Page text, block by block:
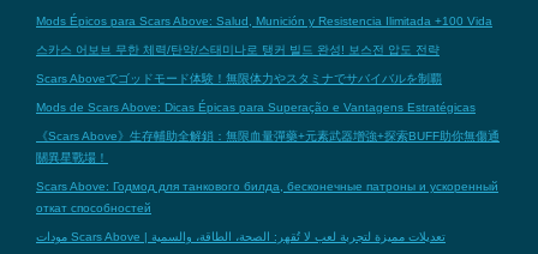
Mods Épicos para Scars Above: Salud, Munición y Resistencia Ilimitada +100 Vida
스카스 어보브 무한 체력/탄약/스태미나로 탱커 빌드 완성! 보스전 압도 전략
Scars Aboveでゴッドモード体験！無限体力やスタミナでサバイバルを制覇
Mods de Scars Above: Dicas Épicas para Superação e Vantagens Estratégicas
《Scars Above》生存輔助全解鎖：無限血量彈藥+元素武器增強+探索BUFF助你無傷通
關異星戰場！
Scars Above: Годмод для танкового билда, бесконечные патроны и ускоренный
откат способностей
مودات Scars Above | تعديلات مميزة لتجربة لعب لا تُقهر: الصحة، الطاقة، والسمية